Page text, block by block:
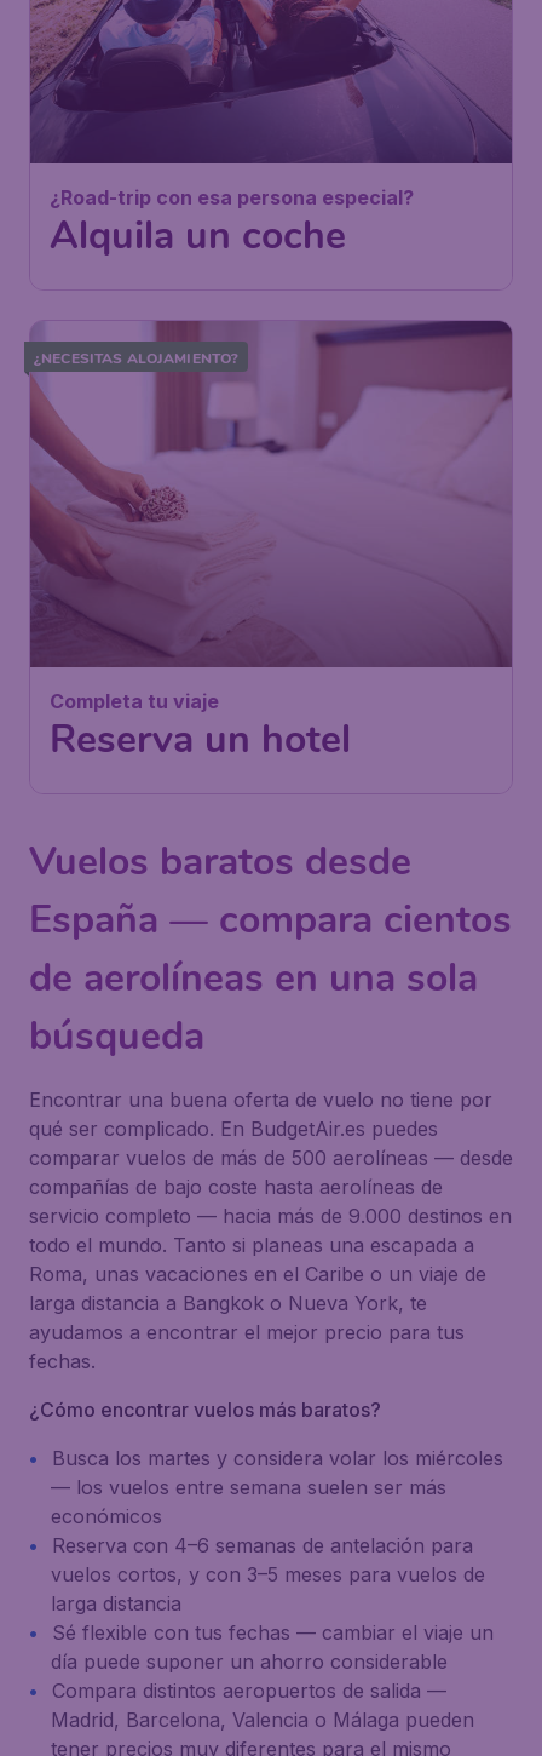
¿Road-trip con esa persona especial?
Alquila un coche
¿NECESITAS ALOJAMIENTO?
Completa tu viaje
Reserva un hotel
Vuelos baratos desde
España — compara cientos
de aerolíneas en una sola
búsqueda
Encontrar una buena oferta de vuelo no tiene por
qué ser complicado. En BudgetAir.es puedes
comparar vuelos de más de 500 aerolíneas — desde
compañías de bajo coste hasta aerolíneas de
servicio completo — hacia más de 9.000 destinos en
todo el mundo. Tanto si planeas una escapada a
Roma, unas vacaciones en el Caribe o un viaje de
larga distancia a Bangkok o Nueva York, te
ayudamos a encontrar el mejor precio para tus
fechas.
¿Cómo encontrar vuelos más baratos?
Busca los martes y considera volar los miércoles
— los vuelos entre semana suelen ser más
económicos
Reserva con 4–6 semanas de antelación para
vuelos cortos, y con 3–5 meses para vuelos de
larga distancia
Sé flexible con tus fechas — cambiar el viaje un
día puede suponer un ahorro considerable
Compara distintos aeropuertos de salida —
Madrid, Barcelona, Valencia o Málaga pueden
tener precios muy diferentes para el mismo